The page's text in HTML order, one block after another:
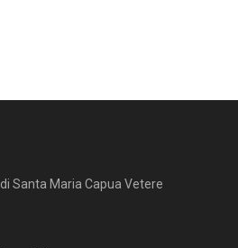
Santa Maria Capua Vetere